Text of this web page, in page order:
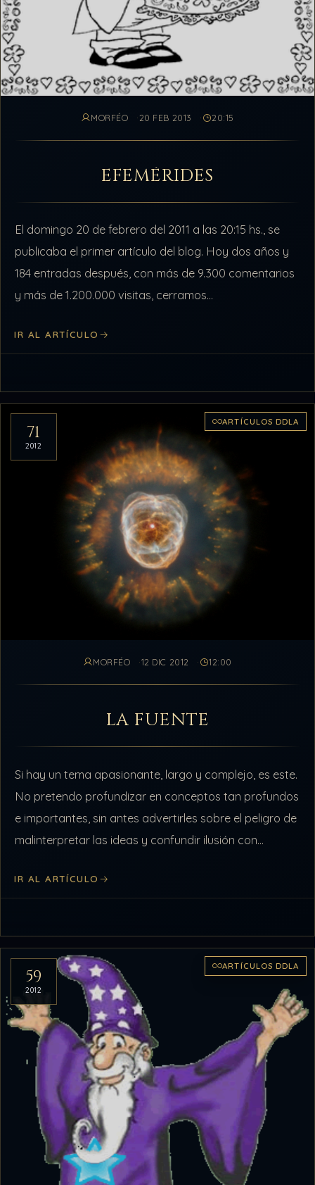
MORFÉO 20 FEB 2013 20:15
EFEMÉRIDES
El domingo 20 de febrero del 2011 a las 20:15 hs., se
publicaba el primer artículo del blog. Hoy dos años y
184 entradas después, con más de 9.300 comentarios
y más de 1.200.000 visitas, cerramos…
IR AL ARTÍCULO
71
2012
ARTÍCULOS DDLA
MORFÉO 12 DIC 2012 12:00
LA FUENTE
Si hay un tema apasionante, largo y complejo, es este.
No pretendo profundizar en conceptos tan profundos
e importantes, sin antes advertirles sobre el peligro de
malinterpretar las ideas y confundir ilusión con
IR AL ARTÍCULO
59
2012
ARTÍCULOS DDLA